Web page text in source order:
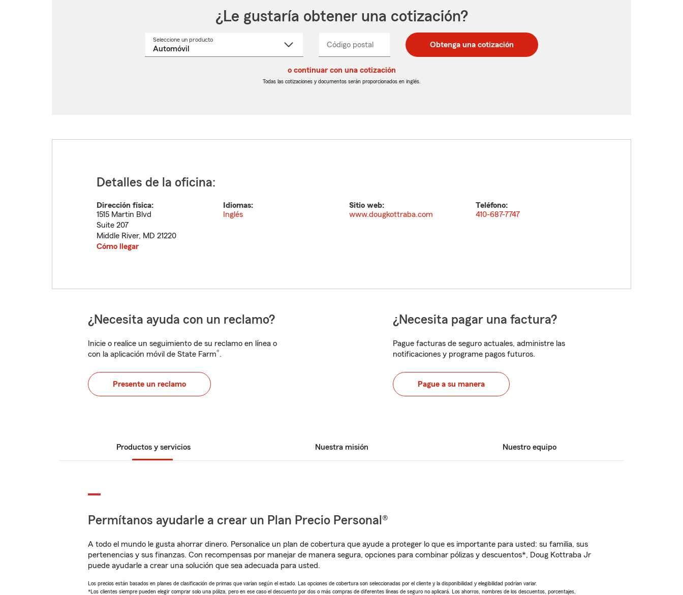
¿Le gustaría obtener una cotización?
Seleccione un productoSeleccione
Código postal
postal
de
postal
de
_____ Obtenga una cotización
o continuar con una cotización
Todas las cotizaciones y documentos serán proporcionados en inglés.
Detalles de la oficina:
Dirección física:
1515 Martin Blvd
Suite 207
Middle River, MD 21220
Cómo llegar
Idiomas:
Inglés
Sitio web:
www.dougkottraba.com
Teléfono:
410-687-7747
¿Necesita ayuda con un reclamo?
Inicie o realice un seguimiento de su reclamo en línea o
con la aplicación móvil de State Farm®.
Presente un reclamo
¿Necesita pagar una factura?
Pague facturas de seguro actuales, administre las
notificaciones y programe pagos futuros.
Pague a su manera
Productos y servicios Nuestra misión Nuestro equipo
Permítanos ayudarle a crear un Plan Precio Personal®
A todo el mundo le gusta ahorrar dinero. Personalice un plan de cobertura que ayude a proteger lo que es importante para usted: su familia, sus
pertenencias y sus finanzas. Con recompensas por manejar de manera segura, opciones para combinar pólizas y descuentos*, Doug Kottraba Jr
puede ayudarle a crear una solución que sea adecuada para usted.
Los precios están basados en planes de clasificación de primas que varían según el estado. Las opciones de cobertura son seleccionadas por el cliente y la disponibilidad y elegibilidad podrían variar.
*Los clientes siempre pueden elegir comprar solo una póliza, pero en ese caso el descuento por dos o más compras de diferentes líneas de seguro no aplicará. Los ahorros, nombres de los descuentos, porcentajes,